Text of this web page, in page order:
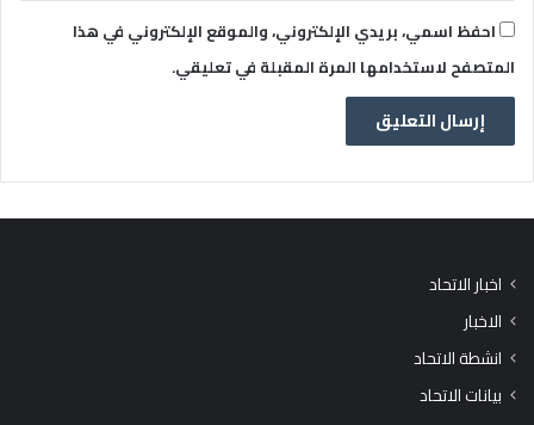
احفظ اسمي، بريدي الإلكتروني، والموقع الإلكتروني في هذا
المتصفح لاستخدامها المرة المقبلة في تعليقي.
اخبار الاتحاد
الاخبار
انشطة الاتحاد
بيانات الاتحاد